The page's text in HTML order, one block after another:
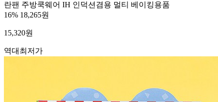
란팬 주방쿡웨어 IH 인덕션겸용 멀티 베이킹용품
16% 18,265원
15,320원
역대최저가